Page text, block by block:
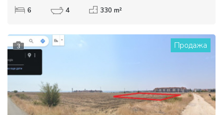
6 4 330 m²
3 Продажа